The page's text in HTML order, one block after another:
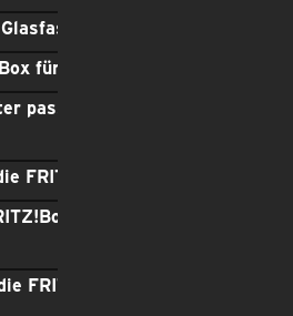
schneller?
für Glasfaser geeignet?
passt zur FRITZ!Box
FRITZ!Box 5530 Fiber?
als Mediaserver
FRITZ!Box nicht